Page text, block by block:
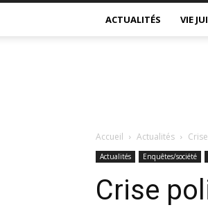
ACTUALITÉS VIE
Accueil Actualités
Actualités Enquêtes/société
Crise